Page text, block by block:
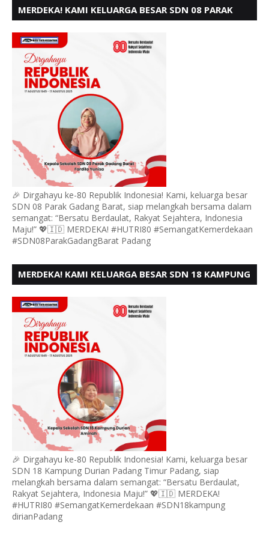
MERDEKA! KAMI KELUARGA BESAR SDN 08 PARAK
- 80,
🎉 Dirgahayu ke-80 Republik Indonesia! Kami, keluarga besar
SDN 08 Parak Gadang Barat, siap melangkah bersama dalam
semangat: “Bersatu Berdaulat, Rakyat Sejahtera, Indonesia
Maju!” 💖🇮🇩 MERDEKA! #HUTRI80 #SemangatKemerdekaan
#SDN08ParakGadangBarat Padang
MERDEKA! KAMI KELUARGA BESAR SDN 18 KAMPUNG
🎉 Dirgahayu ke-80 Republik Indonesia! Kami, keluarga besar
SDN 18 Kampung Durian Padang Timur Padang, siap
melangkah bersama dalam semangat: “Bersatu Berdaulat,
Rakyat Sejahtera, Indonesia Maju!” 💖🇮🇩 MERDEKA!
#HUTRI80 #SemangatKemerdekaan #SDN18kampung
dirianPadang